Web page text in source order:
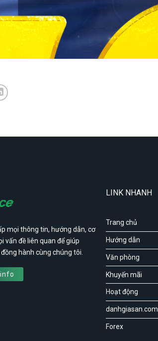
mọi thông tin, hướng dẫn, cơ
vấn đề liên quan để giúp
hành cùng chúng tôi.
LINK NHANH
Trang chủ
Hướng dẫn
Văn phòng
Khuyến mãi
Hoạt động
danhgiasan.com
Forex